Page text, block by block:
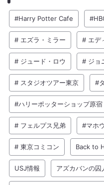
#Harry Potter Cafe
# エズラ・ミラー # エデ
# ジュード・ロウ # ジョ
# スタジオツアー東京 #
#ハリーポッターショップ原宿
# フェルプス兄弟 #マホ
# 東京コミコン Back to
USJ情報 アズカバンの囚